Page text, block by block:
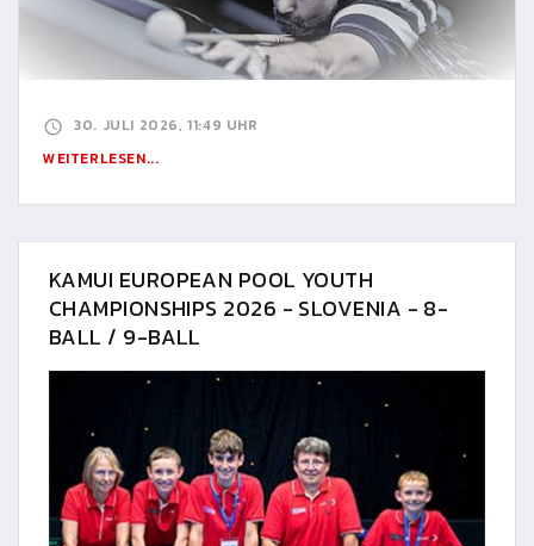
30. JULI 2026, 11:49 UHR
WEITERLESEN...
KAMUI EUROPEAN POOL YOUTH
CHAMPIONSHIPS 2026 - SLOVENIA - 8-
BALL / 9-BALL